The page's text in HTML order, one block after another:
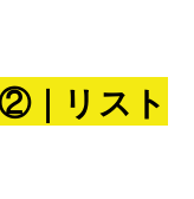
｜リスト